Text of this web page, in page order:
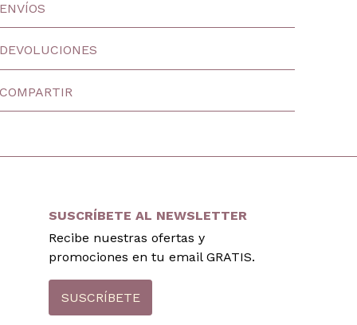
ENVÍOS
DEVOLUCIONES
COMPARTIR
SUSCRÍBETE AL NEWSLETTER
Recibe nuestras ofertas y
promociones en tu email GRATIS.
SUSCRÍBETE